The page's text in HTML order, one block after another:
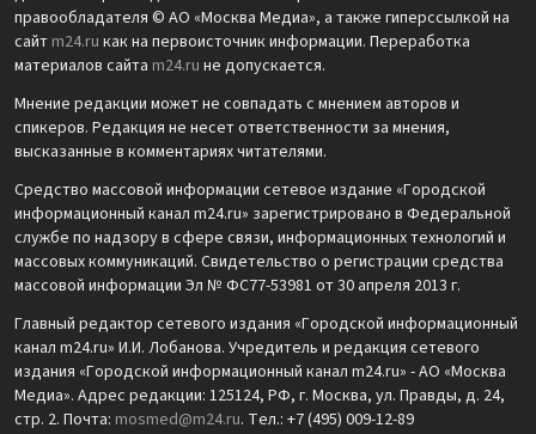
правообладателя © АО «Москва Медиа», а также гиперссылкой на
сайт m24.ru как на первоисточник информации. Переработка
материалов сайта m24.ru не допускается.
Мнение редакции может не совпадать с мнением авторов и
спикеров. Редакция не несет ответственности за мнения,
высказанные в комментариях читателями.
Средство массовой информации сетевое издание «Городской
информационный канал m24.ru» зарегистрировано в Федеральной
службе по надзору в сфере связи, информационных технологий и
массовых коммуникаций. Свидетельство о регистрации средства
массовой информации Эл № ФС77-53981 от 30 апреля 2013 г.
Главный редактор сетевого издания «Городской информационный
канал m24.ru» И.И. Лобанова. Учредитель и редакция сетевого
издания «Городской информационный канал m24.ru» - АО «Москва
Медиа». Адрес редакции: 125124, РФ, г. Москва, ул. Правды, д. 24,
стр. 2. Почта: mosmed@m24.ru. Тел.: +7 (495) 009-12-89